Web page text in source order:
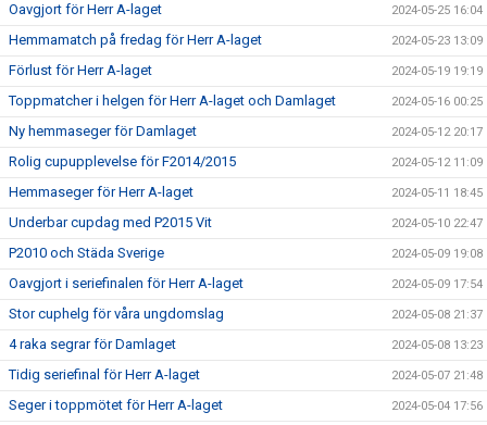
Oavgjort för Herr A-laget 2024-05-25 16:04
Hemmamatch på fredag för Herr A-laget 2024-05-23 13:09
Förlust för Herr A-laget 2024-05-19 19:19
Toppmatcher i helgen för Herr A-laget och Damlaget 2024-05-16 00:25
Ny hemmaseger för Damlaget 2024-05-12 20:17
Rolig cupupplevelse för F2014/2015 2024-05-12 11:09
Hemmaseger för Herr A-laget 2024-05-11 18:45
Underbar cupdag med P2015 Vit 2024-05-10 22:47
P2010 och Städa Sverige 2024-05-09 19:08
Oavgjort i seriefinalen för Herr A-laget 2024-05-09 17:54
Stor cuphelg för våra ungdomslag 2024-05-08 21:37
4 raka segrar för Damlaget 2024-05-08 13:23
Tidig seriefinal för Herr A-laget 2024-05-07 21:48
Seger i toppmötet för Herr A-laget 2024-05-04 17:56